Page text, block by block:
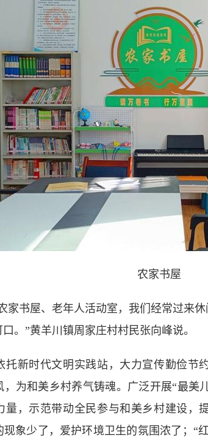
农家书屋
书屋、老年人活动室，我们经常过来休
。”黄羊川镇周家庄村村民张向峰说。
时代文明实践站，大力宣传勤俭节
为和美乡村养气铸魂。广泛开展“最美
量，示范带动全民参与和美乡村建设，
现象少了，爱护环境卫生的氛围浓了；“